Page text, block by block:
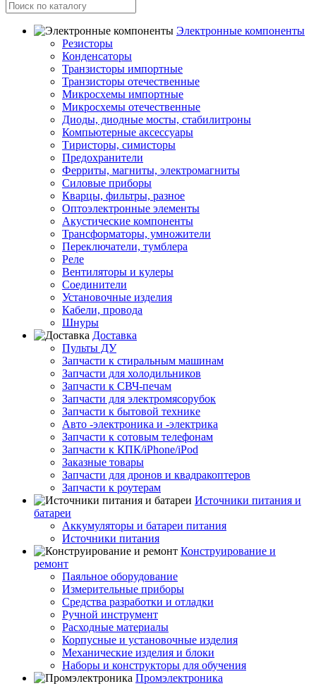
Электронные компоненты
Резисторы
Конденсаторы
Транзисторы импортные
Транзисторы отечественные
Микросхемы импортные
Микросхемы отечественные
Диоды, диодные мосты, стабилитроны
Компьютерные аксессуары
Тиристоры, симисторы
Предохранители
Ферриты, магниты, электромагниты
Силовые приборы
Кварцы, фильтры, разное
Оптоэлектронные элементы
Акустические компоненты
Трансформаторы, умножители
Переключатели, тумблера
Реле
Вентиляторы и кулеры
Соединители
Установочные изделия
Кабели, провода
Шнуры
Доставка
Пульты ДУ
Запчасти к стиральным машинам
Запчасти для холодильников
Запчасти к СВЧ-печам
Запчасти для электромясорубок
Запчасти к бытовой технике
Авто -электроника и -электрика
Запчасти к сотовым телефонам
Запчасти к КПК/iPhone/iPod
Заказные товары
Запчасти для дронов и квадракоптеров
Запчасти к роутерам
Источники питания и
батареи
Аккумуляторы и батареи питания
Источники питания
Конструирование и
ремонт
Паяльное оборудование
Измерительные приборы
Средства разработки и отладки
Ручной инструмент
Расходные материалы
Корпусные и установочные изделия
Механические изделия и блоки
Наборы и конструкторы для обучения
Промэлектроника